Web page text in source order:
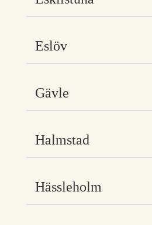
Eslöv
Gävle
Halmstad
Hässleholm